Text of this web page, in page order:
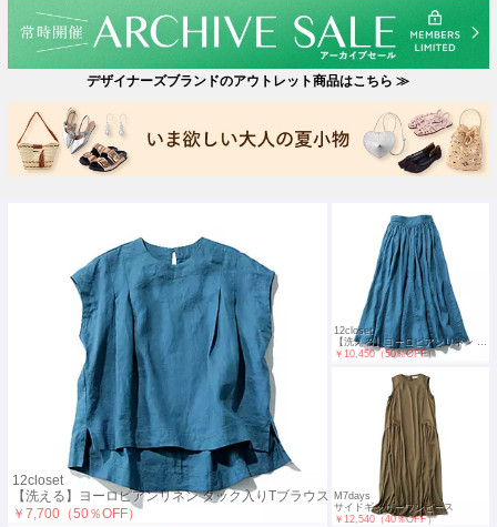
デザイナーズブランドのアウトレット商品はこちら ≫
12closet
【洗える】ヨーロピアンリネン タック入りTブラウス
￥7,700（50％OFF）
12closet
￥10,450（50％OFF）
M7days
サイドギャザーワンピース
￥12,540（40％OFF）